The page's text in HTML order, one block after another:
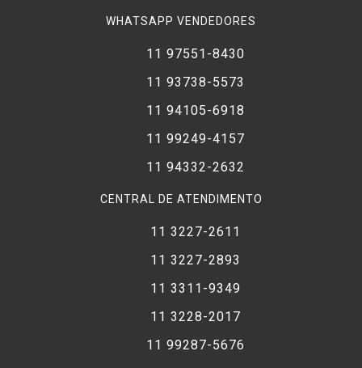
WHATSAPP VENDEDORES
11 97551-8430
11 93738-5573
11 94105-6918
11 99249-4157
11 94332-2632
CENTRAL DE ATENDIMENTO
11 3227-2611
11 3227-2893
11 3311-9349
11 3228-2017
11 99287-5676